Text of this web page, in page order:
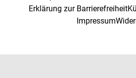
Erklärung zur Barrierefreiheit
Impressum